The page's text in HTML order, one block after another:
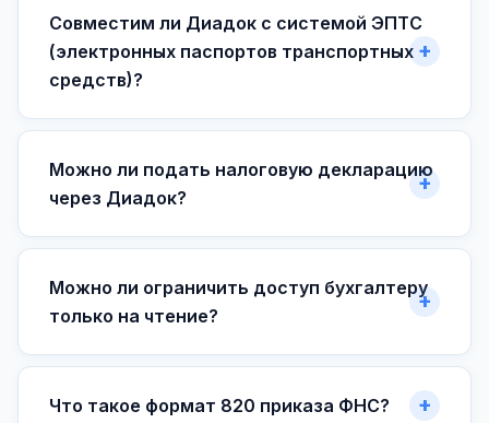
Совместим ли Диадок с системой ЭПТС
(электронных паспортов транспортных
средств)?
Можно ли подать налоговую декларацию
через Диадок?
Можно ли ограничить доступ бухгалтеру
только на чтение?
Что такое формат 820 приказа ФНС?